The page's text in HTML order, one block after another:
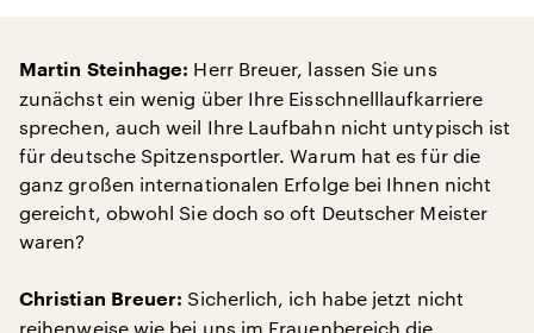
Martin Steinhage: Herr Breuer, lassen Sie uns
zunächst ein wenig über Ihre Eisschnelllaufkarriere
sprechen, auch weil Ihre Laufbahn nicht untypisch ist
für deutsche Spitzensportler. Warum hat es für die
ganz großen internationalen Erfolge bei Ihnen nicht
gereicht, obwohl Sie doch so oft Deutscher Meister
waren?
Christian Breuer: Sicherlich, ich habe jetzt nicht
reihenweise wie bei uns im Frauenbereich die